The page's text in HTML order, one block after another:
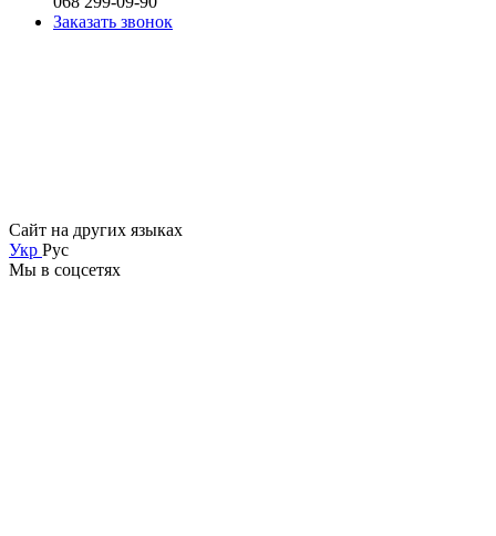
Заказать звонок
Сайт на других языках
Укр Рус
Мы в соцсетях